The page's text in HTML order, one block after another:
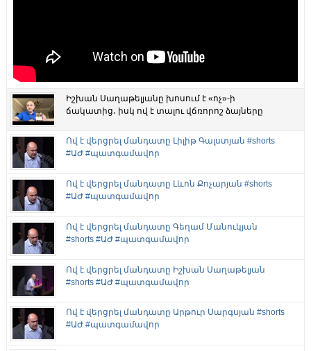
Իշխան Սաղաթելյանը խոսում է «ոչ»-ի
ճակատից․ իսկ ով է տալու վճռորոշ ձայները
Ով է վերցրել մանդատը Լիլիթ Գալստյան #shorts
#ԱԺ #պատգամավոր
Ով է վերցրել մանդատը Լևոն Քոչարյան #shorts
#ԱԺ #պատգամավոր
Ով է վերցրել մանդատը Գեղամ Մանուկյան
#shorts #ԱԺ #պատգամավոր
Ով է վերցրել մանդատը Իշխան Սաղաթելյան
#shorts #ԱԺ #պատգամավոր
Ով է վերցրել մանդատը Արթուր Սարգսյան #shorts
#ԱԺ #պատգամավոր